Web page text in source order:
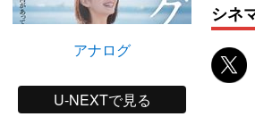
アナログ
U-NEXTで見る
科捜
シネ